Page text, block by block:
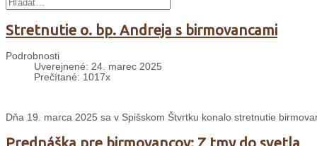
Stretnutie o. bp. Andreja s birmovancami
Podrobnosti
Uverejnené: 24. marec 2025
Prečítané: 1017x
Dňa 19. marca 2025 sa v Spišskom Štvrtku konalo stretnutie